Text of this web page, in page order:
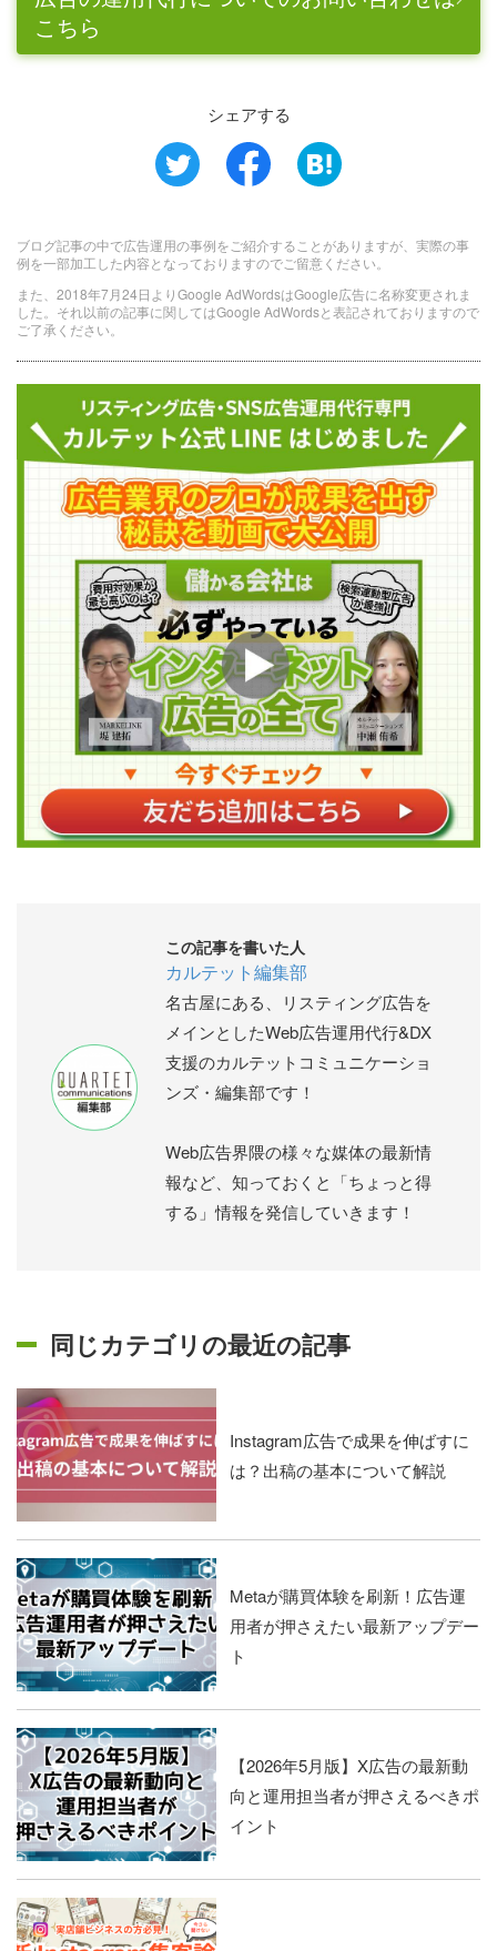
こちら
シェアする
ブログ記事の中で広告運用の事例をご紹介することがありますが、実際の事
例を一部加工した内容となっておりますのでご留意ください。
また、2018年7月24日よりGoogle AdWordsはGoogle広告に名称変更されま
した。それ以前の記事に関してはGoogle AdWordsと表記されておりますので
ご了承ください。
この記事を書いた人
カルテット編集部
名古屋にある、リスティング広告を
メインとしたWeb広告運用代行&DX
支援のカルテットコミュニケーショ
ンズ・編集部です！
Web広告界隈の様々な媒体の最新情
報など、知っておくと「ちょっと得
する」情報を発信していきます！
同じカテゴリの最近の記事
Instagram広告で成果を伸ばすに
は？出稿の基本について解説
Metaが購買体験を刷新！広告運
用者が押さえたい最新アップデー
ト
【2026年5月版】X広告の最新動
向と運用担当者が押さえるべきポ
イント